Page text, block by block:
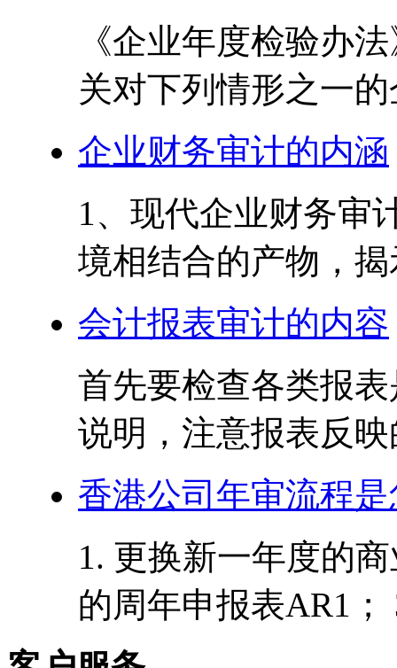
《企业年度检验办
关对下列情形之一
企业财务审计的内涵
1、现代企业财务审
境相结合的产物，
会计报表审计的内容
首先要检查各类报
说明，注意报表反
香港公司年审流程
1. 更换新一年度的
的周年申报表AR1